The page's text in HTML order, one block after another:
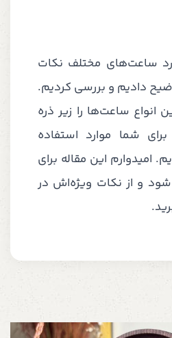
ساعت‌های مختلف نکات
دادیم و بررسی کردیم.
انواع ساعت‌ها را زیر ذره
شما موارد استفاده
امیدوارم این مقاله برای
و از نکات ویژه‌اش در